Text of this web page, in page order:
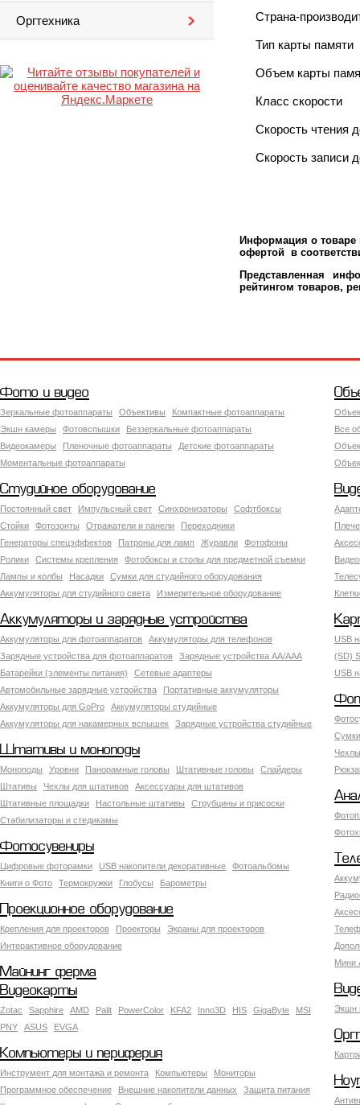
Оргтехника Страна-
Тип карты памяти
Объем карты
Класс скорости
Скорость чтения
Скорость записи
Информация о товаре
офертой в
Представленная
рейтингом товаров,
Фото и видео
Зеркальные фотоаппараты Объективы
Компактные фотоаппараты
Экшн камеры
Фотовспышки
Беззеркальные фотоаппараты
Видеокамеры
Пленочные фотоаппараты
Детские фотоаппараты
Моментальные фотоаппараты
Все
Студийное оборудование
Постоянный свет Импульсный свет Синхронизаторы
Софтбоксы
Стойки
Фотозонты Отражатели и панели
Переходники
Генераторы спецэффектов
Патроны для ламп Журавли
Фотофоны
Ролики
Системы крепления
Фотобоксы и столы для предметной съемки
Лампы и колбы
Насадки
Сумки для студийного оборудования
Аккумуляторы для студийного света
Измерительное оборудование
Аккумуляторы и зарядные устройства
Аккумуляторы для фотоаппаратов
Аккумуляторы для телефонов
Зарядные устройства для фотоаппаратов
Зарядные устройства AA/AAA
Батарейки (элементы питания)
Сетевые адаптеры
Автомобильные зарядные устройства
Портативные аккумуляторы
Аккумуляторы для GoPro
Аккумуляторы студийные
Аккумуляторы для накамерных вспышек
Зарядные устройства студийные
USB
(SD)
USB
Штативы и моноподы
Моноподы Уровни Панорамные головы Штативные головы
Слайдеры
Штативы
Чехлы для штативов
Аксессуары для штативов
Штативные площадки
Настольные штативы
Струбцины и присоски
Стабилизаторы и стедикамы
Фотосувениры
Цифровые фоторамки USB накопители декоративные
Фотоальбомы
Книги о Фото
Термокружки Глобусы Барометры
Мини
Проекционное оборудование
Крепления для проекторов Проекторы
Экраны для проекторов
Интерактивное оборудование
Майнинг ферма
Экшн
Видеокарты
Zotac Sapphire AMD Palit PowerColor KFA2 Inno3D HIS GigaByte
MSI
PNY
ASUS EVGA
Компьютеры и периферия
Инструмент для монтажа и ремонта Компьютеры
Мониторы
Программное обеспечение
Внешние накопители данных
Защита питания